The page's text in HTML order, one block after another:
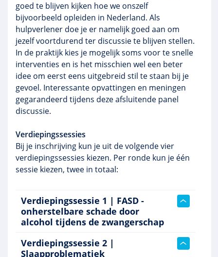
goed te blijven kijken hoe we onszelf
bijvoorbeeld opleiden in Nederland. Als
hulpverlener doe je er namelijk goed aan om
jezelf voortdurend ter discussie te blijven stellen.
In de praktijk kies je mogelijk soms voor te snelle
interventies en is het misschien wel een beter
idee om eerst eens uitgebreid stil te staan bij je
gevoel. Interessante opvattingen en meningen
gegarandeerd tijdens deze afsluitende panel
discussie.
Verdiepingssessies
Bij je inschrijving kun je uit de volgende vier
verdiepingssessies kiezen. Per ronde kun je één
sessie kiezen, twee in totaal:
Verdiepingssessie 1 | FASD -
onherstelbare schade door
alcohol tijdens de zwangerschap
Verdiepingssessie 2 |
Slaapproblematiek